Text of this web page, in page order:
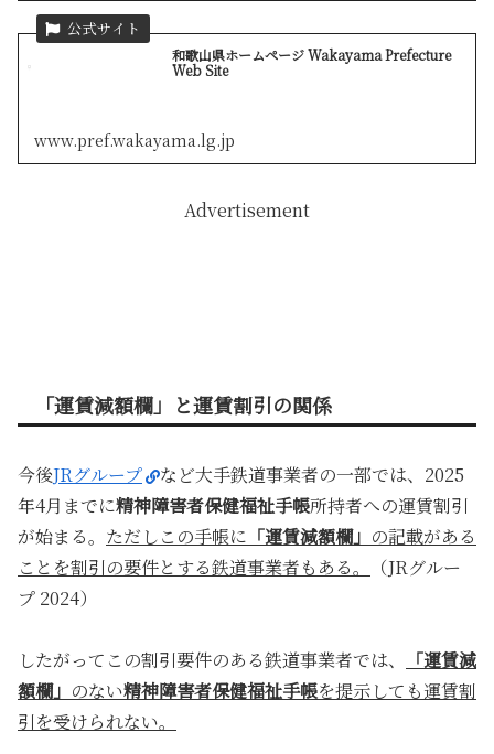
和歌山県ホームページ Wakayama Prefecture
Web Site
www.pref.wakayama.lg.jp
Advertisement
「運賃減額欄」と運賃割引の関係
今後JRグループ
など大手鉄道事業者の一部では、2025
年4月までに精神障害者保健福祉手帳所持者への運賃割引
が始まる。 ただしこの手帳に 「運賃減額欄」 の記載がある
ことを割引の要件とする鉄道事業者もある。
（JRグルー
プ 2024）
したがってこの割引要件のある鉄道事業者では、
「運賃減
額欄」 のない精神障害者保健福祉手帳を提示しても運賃割
引を受けられない。